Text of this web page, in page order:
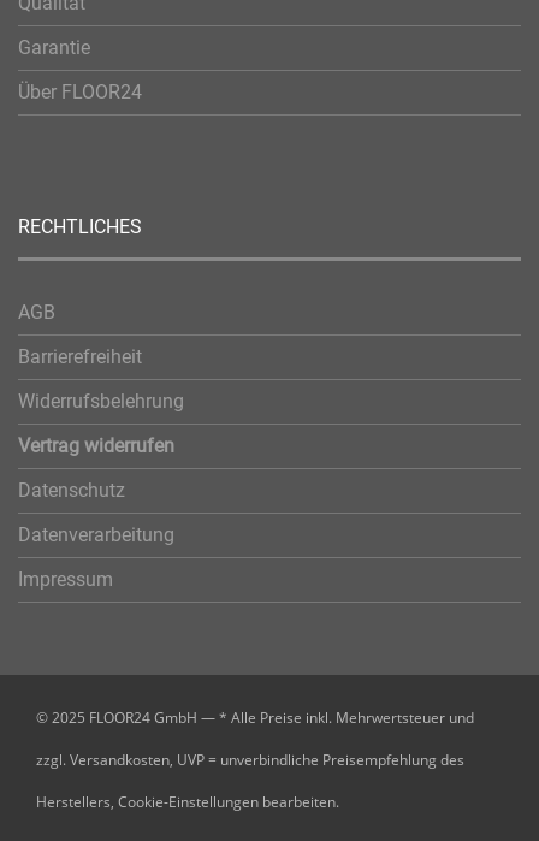
Garantie
Über FLOOR24
RECHTLICHES
AGB
Barrierefreiheit
Widerrufsbelehrung
Vertrag widerrufen
Datenschutz
Datenverarbeitung
Impressum
© 2025 FLOOR24 GmbH — * Alle Preise inkl. Mehrwertsteuer und
zzgl. Versandkosten, UVP = unverbindliche Preisempfehlung des
Herstellers, Cookie-Einstellungen bearbeiten.